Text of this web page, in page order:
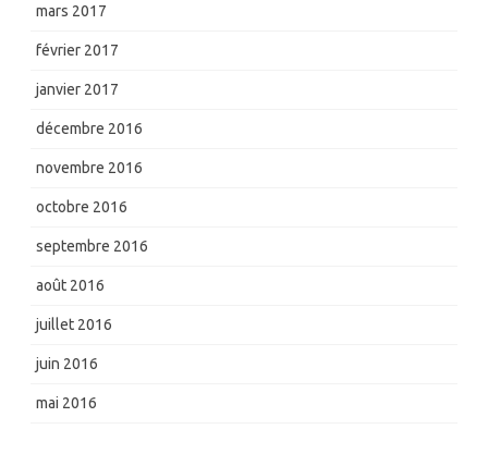
mars 2017
février 2017
janvier 2017
décembre 2016
novembre 2016
octobre 2016
septembre 2016
août 2016
juillet 2016
juin 2016
mai 2016